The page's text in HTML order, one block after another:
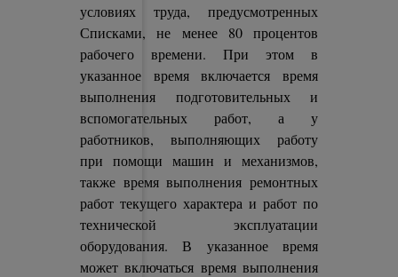
условиях труда, предусмотренных
Списками, не менее 80 процентов
рабочего времени. При этом в
указанное время включается время
выполнения подготовительных и
вспомогательных работ, а у
работников, выполняющих работу
при помощи машин и механизмов,
также время выполнения ремонтных
работ текущего характера и работ по
технической эксплуатации
оборудования. В указанное время
может включаться время выполнения